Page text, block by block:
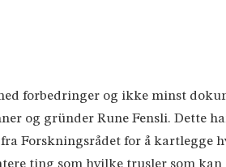
forbedringer og ikke minst
og gründer Rune Fensli. Dette
Forskningsrådet for å kartlegge